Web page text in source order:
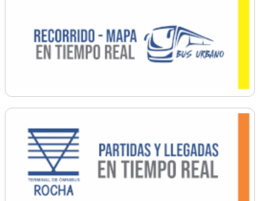
Ordenamiento
Promoción Social
Salud
Secretaría General